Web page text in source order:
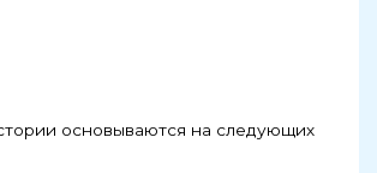
основываются на следующих